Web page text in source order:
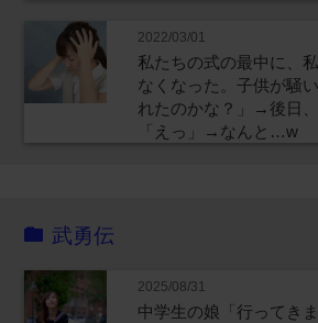
2022/03/01
私たちの式の最中に、
なくなった。子供が騒
れたのかな？」→後日
「えっ」→なんと…w
武勇伝
2025/08/31
中学生の娘「行ってき